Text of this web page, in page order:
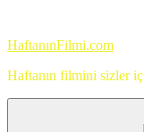
HaftanınFilmi.com
Haftanın filmini sizler